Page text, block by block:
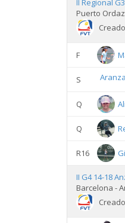
II Regional
Puerto
F
S
Q
Q
R16
II G4 14-18
Barcelona -